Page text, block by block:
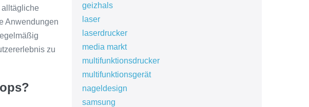
alltägliche
Anwendungen
zu
geizhals
laser
laserdrucker
media markt
multifunktionsdrucker
multifunktionsgerät
nageldesign
samsung